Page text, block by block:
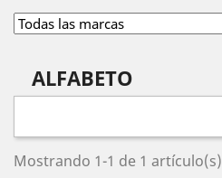
ALFABETO
Mostrando 1-1 de 1 artículo(s)